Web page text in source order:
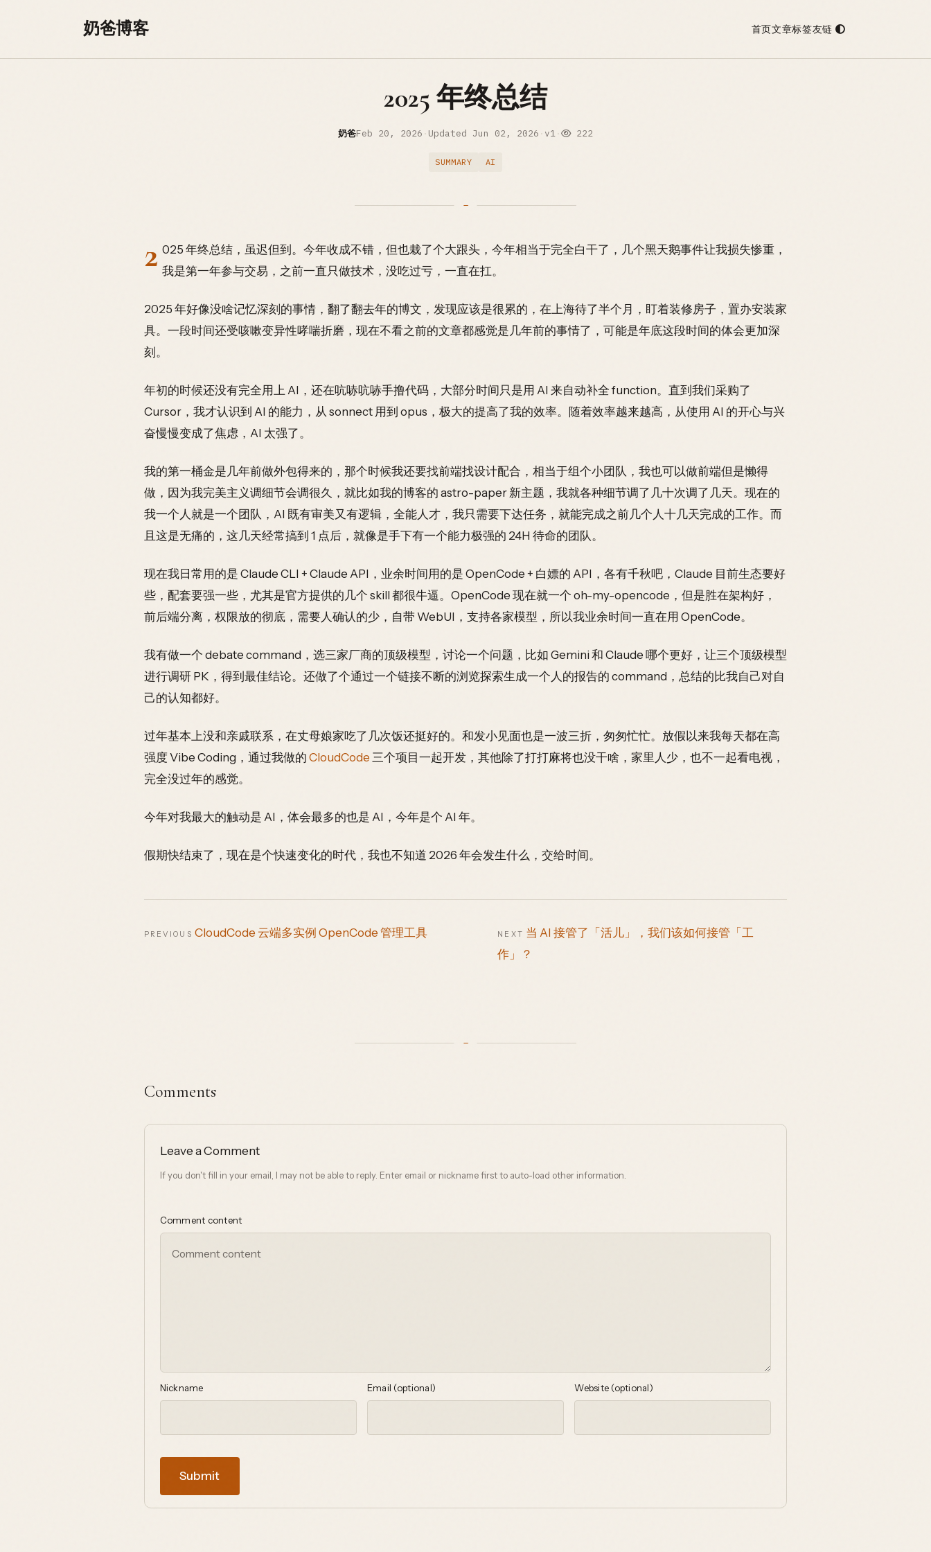
奶爸博客 首页文章标签友链
2025 年终总结
奶爸Feb 20, 2026 · Updated Jun 02, 2026 · v1· 222
SUMMARY AI
2 025 年终总结，虽迟但到。今年收成不错，但也栽了个大跟头，今年相当于完全白干了，几个黑天鹅事件让我损失惨重，
我是第一年参与交易，之前一直只做技术，没吃过亏，一直在扛。
2025 年好像没啥记忆深刻的事情，翻了翻去年的博文，发现应该是很累的，在上海待了半个月，盯着装修房子，置办安装家
具。一段时间还受咳嗽变异性哮喘折磨，现在不看之前的文章都感觉是几年前的事情了，可能是年底这段时间的体会更加深
刻。
年初的时候还没有完全用上 AI，还在吭哧吭哧手撸代码，大部分时间只是用 AI 来自动补全 function。直到我们采购了
Cursor，我才认识到 AI 的能力，从 sonnect 用到 opus，极大的提高了我的效率。随着效率越来越高，从使用 AI 的开心与兴
奋慢慢变成了焦虑，AI 太强了。
我的第一桶金是几年前做外包得来的，那个时候我还要找前端找设计配合，相当于组个小团队，我也可以做前端但是懒得
做，因为我完美主义调细节会调很久，就比如我的博客的 astro-paper 新主题，我就各种细节调了几十次调了几天。现在的
我一个人就是一个团队，AI 既有审美又有逻辑，全能人才，我只需要下达任务，就能完成之前几个人十几天完成的工作。而
且这是无痛的，这几天经常搞到 1 点后，就像是手下有一个能力极强的 24H 待命的团队。
现在我日常用的是 Claude CLI + Claude API，业余时间用的是 OpenCode + 白嫖的 API，各有千秋吧，Claude 目前生态要好
些，配套要强一些，尤其是官方提供的几个 skill 都很牛逼。OpenCode 现在就一个 oh-my-opencode，但是胜在架构好，
前后端分离，权限放的彻底，需要人确认的少，自带 WebUI，支持各家模型，所以我业余时间一直在用 OpenCode。
我有做一个 debate command，选三家厂商的顶级模型，讨论一个问题，比如 Gemini 和 Claude 哪个更好，让三个顶级模型
进行调研 PK，得到最佳结论。还做了个通过一个链接不断的浏览探索生成一个人的报告的 command，总结的比我自己对自
己的认知都好。
过年基本上没和亲戚联系，在丈母娘家吃了几次饭还挺好的。和发小见面也是一波三折，匆匆忙忙。放假以来我每天都在高
强度 Vibe Coding，通过我做的 CloudCode 三个项目一起开发，其他除了打打麻将也没干啥，家里人少，也不一起看电视，
完全没过年的感觉。
今年对我最大的触动是 AI，体会最多的也是 AI，今年是个 AI 年。
假期快结束了，现在是个快速变化的时代，我也不知道 2026 年会发生什么，交给时间。
PREVIOUS CloudCode 云端多实例 OpenCode 管理工具 NEXT 当 AI 接管了「活儿」，我们该如何接管「工
作」？
Comments
Leave a Comment
If you don't fill in your email, I may not be able to reply. Enter email or nickname first to auto-load other information.
Comment content
Nickname Email (optional) Website (optional)
Submit